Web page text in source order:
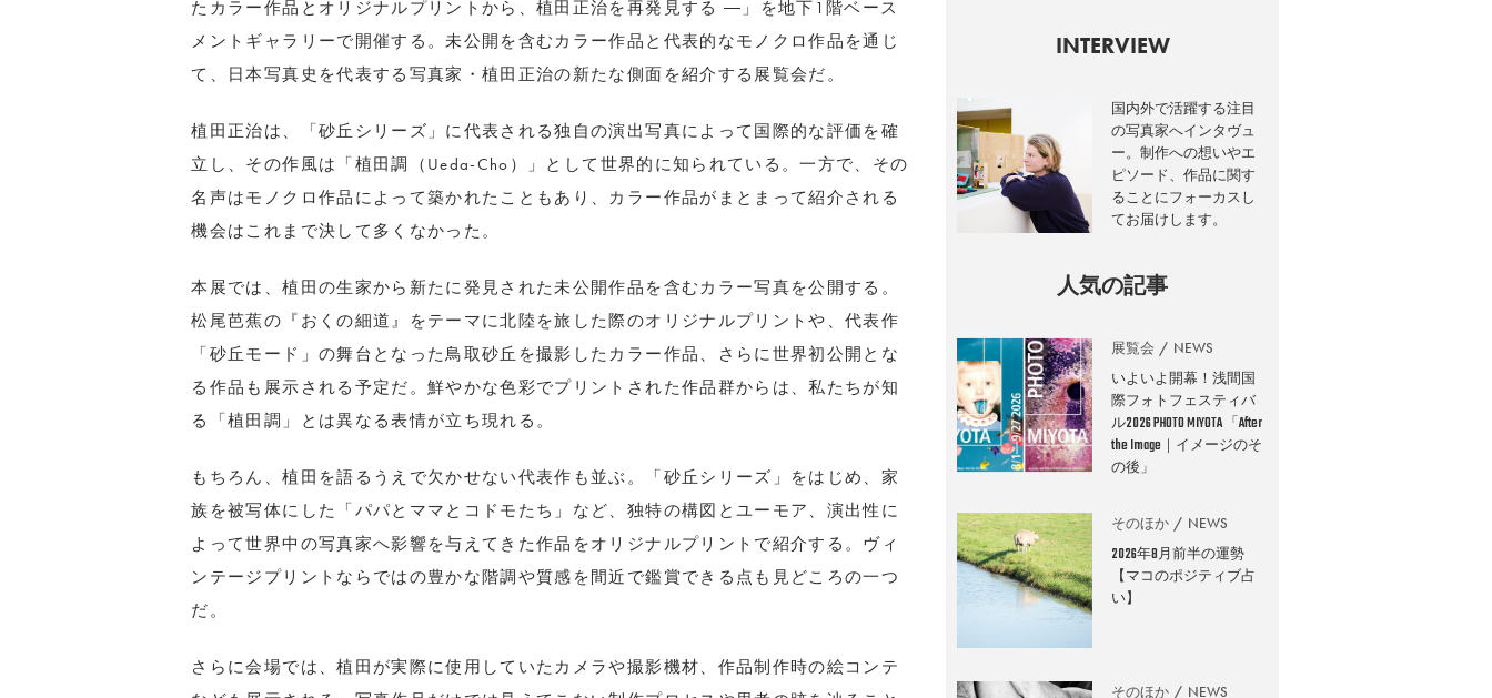
たカラー作品とオリジナルプリントから、植田正治を再発見する ―」を地下1階ベース
メントギャラリーで開催する。未公開を含むカラー作品と代表的なモノクロ作品を通じ
て、日本写真史を代表する写真家・植田正治の新たな側面を紹介する展覧会だ。
植田正治は、「砂丘シリーズ」に代表される独自の演出写真によって国際的な評価を確
立し、その作風は「植田調（Ueda-Cho）」として世界的に知られている。一方で、その
名声はモノクロ作品によって築かれたこともあり、カラー作品がまとまって紹介される
機会はこれまで決して多くなかった。
本展では、植田の生家から新たに発見された未公開作品を含むカラー写真を公開する。
松尾芭蕉の『おくの細道』をテーマに北陸を旅した際のオリジナルプリントや、代表作
「砂丘モード」の舞台となった鳥取砂丘を撮影したカラー作品、さらに世界初公開とな
る作品も展示される予定だ。鮮やかな色彩でプリントされた作品群からは、私たちが知
る「植田調」とは異なる表情が立ち現れる。
もちろん、植田を語るうえで欠かせない代表作も並ぶ。「砂丘シリーズ」をはじめ、家
族を被写体にした「パパとママとコドモたち」など、独特の構図とユーモア、演出性に
よって世界中の写真家へ影響を与えてきた作品をオリジナルプリントで紹介する。ヴィ
ンテージプリントならではの豊かな階調や質感を間近で鑑賞できる点も見どころの一つ
だ。
さらに会場では、植田が実際に使用していたカメラや撮影機材、作品制作時の絵コンテ
INTERVIEW
国内外で活躍する注目
の写真家へインタヴュ
ー。制作への想いやエ
ピソード、作品に関す
ることにフォーカスし
てお届けします。
人気の記事
展覧会 NEWS
いよいよ開幕！浅間国
際フォトフェスティバ
ル2026 PHOTO MIYOTA 「After
the Image｜イメージのそ
の後」
そのほか NEWS
2026年8月前半の運勢
【マコのポジティブ占
い】
そのほか NEWS